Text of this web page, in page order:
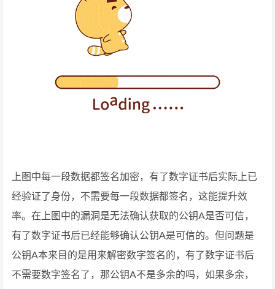
上图中每一段数据都签名加密，有了数字证书后实际上已
经验证了身份，不需要每一段数据都签名，这能提升效
率。在上图中的漏洞是无法确认获取的公钥A是否可信，
有了数字证书后已经能够确认公钥A是可信的。但问题是
公钥A本来目的是用来解密数字签名的，有了数字证书后
不需要数字签名了，那公钥A不是多余的吗，如果多余，